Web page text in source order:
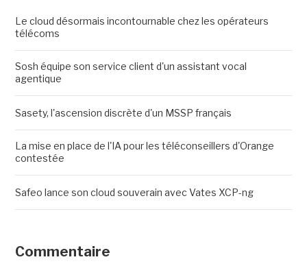
Le cloud désormais incontournable chez les opérateurs
télécoms
Sosh équipe son service client d'un assistant vocal
agentique
Sasety, l'ascension discrète d'un MSSP français
La mise en place de l'IA pour les téléconseillers d'Orange
contestée
Safeo lance son cloud souverain avec Vates XCP-ng
Commentaire